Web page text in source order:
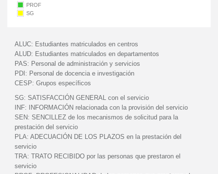
PROF
SG
ALUC: Estudiantes matriculados en centros
ALUD: Estudiantes matriculados en departamentos
PAS: Personal de administración y servicios
PDI: Personal de docencia e investigación
CESP: Grupos específicos
SG: SATISFACCIÓN GENERAL con el servicio
INF:
INFORMACIÓN relacionada con la provisión del servicio
SEN: SENCILLEZ de los mecanismos de solicitud para la
prestación del servicio
PLA: ADECUACIÓN DE LOS PLAZOS en la prestación del
servicio
TRA: TRATO RECIBIDO por las personas que prestaron el
servicio